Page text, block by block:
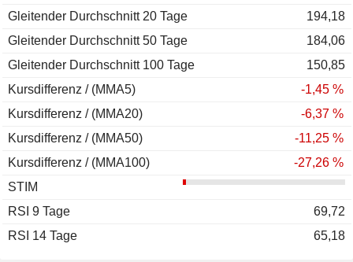
Gleitender Durchschnitt 20 Tage
194,18
Gleitender Durchschnitt 50 Tage
184,06
Gleitender Durchschnitt 100 Tage
150,85
Kursdifferenz / (MMA5)
-1,45 %
Kursdifferenz / (MMA20)
-6,37 %
Kursdifferenz / (MMA50)
-11,25 %
Kursdifferenz / (MMA100)
-27,26 %
STIM
RSI 9 Tage
69,72
RSI 14 Tage
65,18